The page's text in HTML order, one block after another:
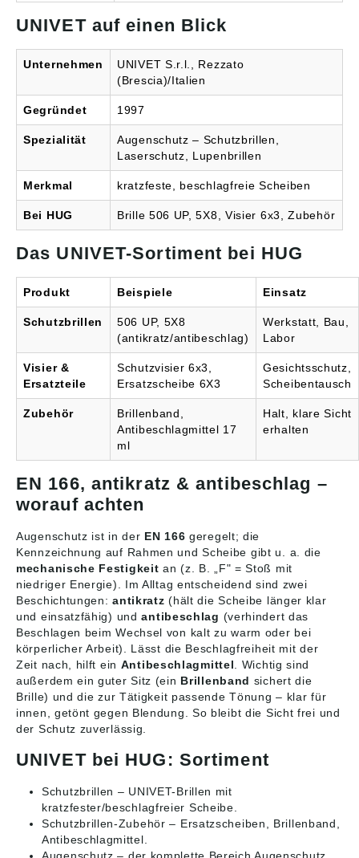
UNIVET auf einen Blick
Unternehmen
UNIVET S.r.l., Rezzato
(Brescia)/Italien
Gegründet 1997
Spezialität
Augenschutz – Schutzbrillen,
Laserschutz, Lupenbrillen
Merkmal kratzfeste, beschlagfreie Scheiben
Bei HUG Brille 506 UP, 5X8, Visier 6x3, Zubehör
Das UNIVET-Sortiment bei HUG
Produkt Beispiele Einsatz
Schutzbrillen
506 UP, 5X8
(antikratz/antibeschlag)
Werkstatt, Bau,
Labor
Visier &
Ersatzteile
Schutzvisier 6x3,
Ersatzscheibe 6X3
Gesichtsschutz,
Scheibentausch
Zubehör
Brillenband,
Antibeschlagmittel 17
ml
Halt, klare Sicht
erhalten
EN 166, antikratz & antibeschlag –
worauf achten
Augenschutz ist in der EN 166 geregelt; die
Kennzeichnung auf Rahmen und Scheibe gibt u. a. die
mechanische Festigkeit an (z. B. „F" = Stoß mit
niedriger Energie). Im Alltag entscheidend sind zwei
Beschichtungen:antikratz (hält die Scheibe länger klar
und einsatzfähig) undantibeschlag (verhindert das
Beschlagen beim Wechsel von kalt zu warm oder bei
körperlicher Arbeit). Lässt die Beschlagfreiheit mit der
Zeit nach, hilft ein Antibeschlagmittel . Wichtig sind
außerdem ein guter Sitz (ein Brillenband sichert die
Brille) und die zur Tätigkeit passende Tönung – klar für
innen, getönt gegen Blendung. So bleibt die Sicht frei und
der Schutz zuverlässig.
UNIVET bei HUG: Sortiment
Schutzbrillen – UNIVET-Brillen mit
kratzfester/beschlagfreier Scheibe.
Schutzbrillen-Zubehör – Ersatzscheiben, Brillenband,
Antibeschlagmittel.